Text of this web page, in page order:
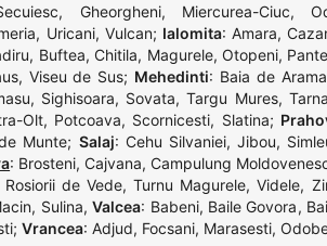
, Gheorgheni, Miercurea-Ciuc,
, Uricani, Vulcan; Ialomita:Amara,
, Buftea, Chitila, Magurele, Otopeni,
, Viseu de Sus; Mehedinti: Baia de Arama
, Sighisoara, Sovata,Targu Mures,
Olt, Potcoava, Scornicesti, Slatina;
Munte; Salaj: Cehu Silvaniei, Jibou,
: Brosteni, Cajvana, Campulung
Rosiorii de Vede,Turnu Magurele,Videle,
, Sulina,Valcea: Babeni, Baile Govora,
; Vrancea: Adjud, Focsani, Marasesti,